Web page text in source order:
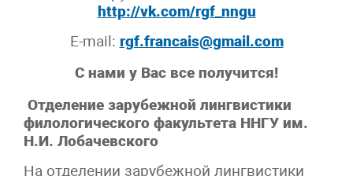
http://vk.com/rgf_nngu
E-mail: rgf.francais@gmail.com
С нами у Вас все получится!
Отделение зарубежной лингвистики
филологического факультета ННГУ им.
Н.И. Лобачевского
На отделении зарубежной лингвистики